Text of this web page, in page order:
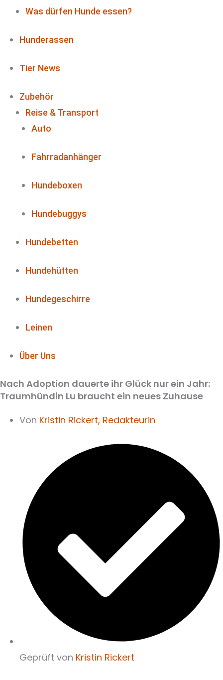
Was dürfen Hunde essen?
Hunderassen
Tier News
Zubehör
Reise & Transport
Auto
Fahrradanhänger
Hundeboxen
Hundebuggys
Hundebetten
Hundehütten
Hundegeschirre
Leinen
Über Uns
Nach Adoption dauerte ihr Glück nur ein Jahr:
Traumhündin Lu braucht ein neues Zuhause
Von Kristin Rickert, Redakteurin
Geprüft von Kristin Rickert